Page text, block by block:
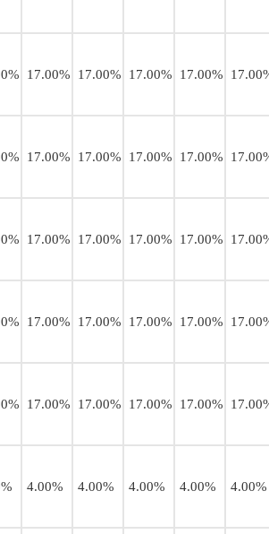
17.00% 17.00% 17.00% 17.00%
17.00% 17.00% 17.00% 17.00%
17.00% 17.00% 17.00% 17.00%
17.00% 17.00% 17.00% 17.00%
17.00% 17.00% 17.00% 17.00%
4.00% 4.00% 4.00% 4.00% 4.00%